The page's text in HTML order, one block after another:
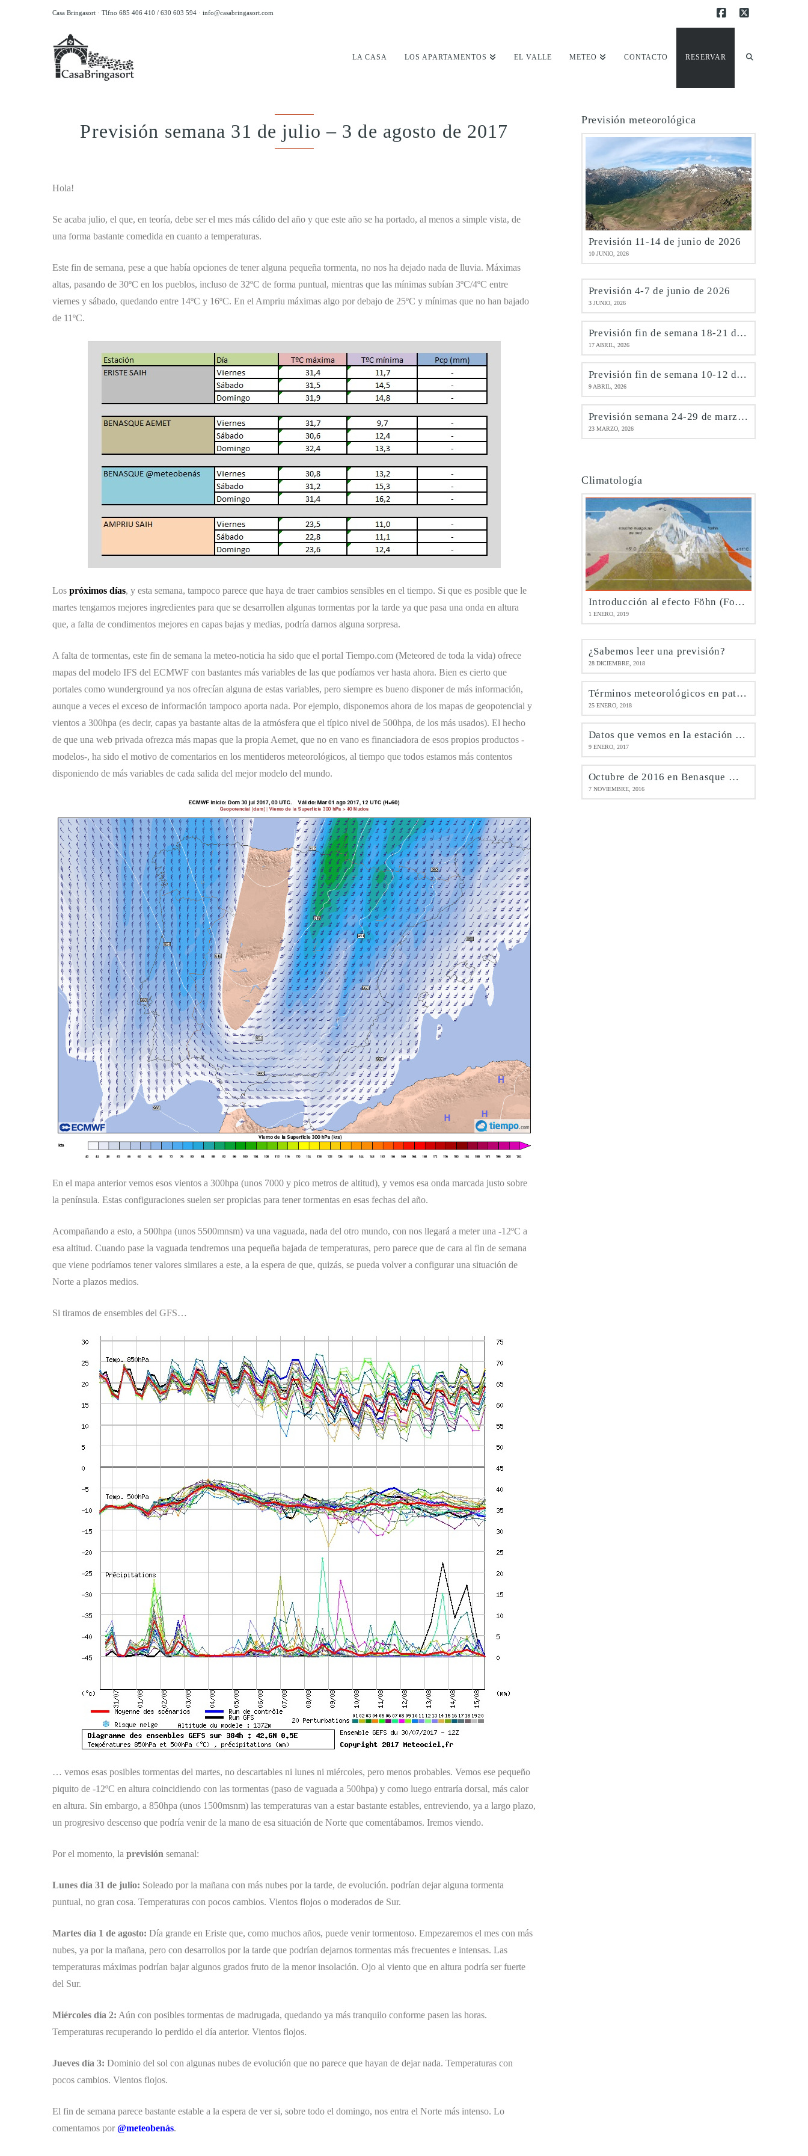
Casa Bringasort · Tlfno 685 406 410 / 630 603 594 · info@casabringasort.com
LA CASA LOS APARTAMENTOS EL VALLE METEO CONTACTO RESERVAR
Previsión semana 31 de julio – 3 de agosto de 2017
Hola!
Se acaba julio, el que, en teoría, debe ser el mes más cálido del año y que este año se ha portado, al menos a simple vista, de
una forma bastante comedida en cuanto a temperaturas.
Este fin de semana, pese a que había opciones de tener alguna pequeña tormenta, no nos ha dejado nada de lluvia. Máximas
altas, pasando de 30ºC en los pueblos, incluso de 32ºC de forma puntual, mientras que las mínimas subían 3ºC/4ºC entre
viernes y sábado, quedando entre 14ºC y 16ºC. En el Ampriu máximas algo por debajo de 25ºC y mínimas que no han bajado
de 11ºC.
Los próximos días, y esta semana, tampoco parece que haya de traer cambios sensibles en el tiempo. Si que es posible que le
martes tengamos mejores ingredientes para que se desarrollen algunas tormentas por la tarde ya que pasa una onda en altura
que, a falta de condimentos mejores en capas bajas y medias, podría darnos alguna sorpresa.
A falta de tormentas, este fin de semana la meteo-noticia ha sido que el portal Tiempo.com (Meteored de toda la vida) ofrece
mapas del modelo IFS del ECMWF con bastantes más variables de las que podíamos ver hasta ahora. Bien es cierto que
portales como wunderground ya nos ofrecían alguna de estas variables, pero siempre es bueno disponer de más información,
aunque a veces el exceso de información tampoco aporta nada. Por ejemplo, disponemos ahora de los mapas de geopotencial y
vientos a 300hpa (es decir, capas ya bastante altas de la atmósfera que el típico nivel de 500hpa, de los más usados). El hecho
de que una web privada ofrezca más mapas que la propia Aemet, que no en vano es financiadora de esos propios productos -
modelos-, ha sido el motivo de comentarios en los mentideros meteorológicos, al tiempo que todos estamos más contentos
disponiendo de más variables de cada salida del mejor modelo del mundo.
En el mapa anterior vemos esos vientos a 300hpa (unos 7000 y pico metros de altitud), y vemos esa onda marcada justo sobre
la península. Estas configuraciones suelen ser propicias para tener tormentas en esas fechas del año.
Acompañando a esto, a 500hpa (unos 5500mnsm) va una vaguada, nada del otro mundo, con nos llegará a meter una -12ºC a
esa altitud. Cuando pase la vaguada tendremos una pequeña bajada de temperaturas, pero parece que de cara al fin de semana
que viene podríamos tener valores similares a este, a la espera de que, quizás, se pueda volver a configurar una situación de
Norte a plazos medios.
Si tiramos de ensembles del GFS…
… vemos esas posibles tormentas del martes, no descartables ni lunes ni miércoles, pero menos probables. Vemos ese pequeño
piquito de -12ºC en altura coincidiendo con las tormentas (paso de vaguada a 500hpa) y como luego entraría dorsal, más calor
en altura. Sin embargo, a 850hpa (unos 1500msnm) las temperaturas van a estar bastante estables, entreviendo, ya a largo plazo,
un progresivo descenso que podría venir de la mano de esa situación de Norte que comentábamos. Iremos viendo.
Por el momento, la previsión semanal:
Lunes día 31 de julio: Soleado por la mañana con más nubes por la tarde, de evolución. podrían dejar alguna tormenta
puntual, no gran cosa. Temperaturas con pocos cambios. Vientos flojos o moderados de Sur.
Martes día 1 de agosto: Día grande en Eriste que, como muchos años, puede venir tormentoso. Empezaremos el mes con más
nubes, ya por la mañana, pero con desarrollos por la tarde que podrían dejarnos tormentas más frecuentes e intensas. Las
temperaturas máximas podrían bajar algunos grados fruto de la menor insolación. Ojo al viento que en altura podría ser fuerte
del Sur.
Miércoles día 2: Aún con posibles tormentas de madrugada, quedando ya más tranquilo conforme pasen las horas.
Temperaturas recuperando lo perdido el día anterior. Vientos flojos.
Jueves día 3: Dominio del sol con algunas nubes de evolución que no parece que hayan de dejar nada. Temperaturas con
pocos cambios. Vientos flojos.
El fin de semana parece bastante estable a la espera de ver si, sobre todo el domingo, nos entra el Norte más intenso. Lo
comentamos por@meteobenás.
Previsión meteorológica
Previsión 11-14 de junio de 2026
10 JUNIO, 2026
Previsión 4-7 de junio de 2026
3 JUNIO, 2026
Previsión fin de semana 18-21 de abril de 2026
17 ABRIL, 2026
Previsión fin de semana 10-12 de abril de 2026
9 ABRIL, 2026
Previsión semana 24-29 de marzo de 2026
23 MARZO, 2026
Climatología
Introducción al efecto Föhn (Foehn)
1 ENERO, 2019
¿Sabemos leer una previsión?
28 DICIEMBRE, 2018
Términos meteorológicos en patués
25 ENERO, 2018
Datos que vemos en la estación de Benasque @meteobenás
9 ENERO, 2017
Octubre de 2016 en Benasque @meteobenás
7 NOVIEMBRE, 2016